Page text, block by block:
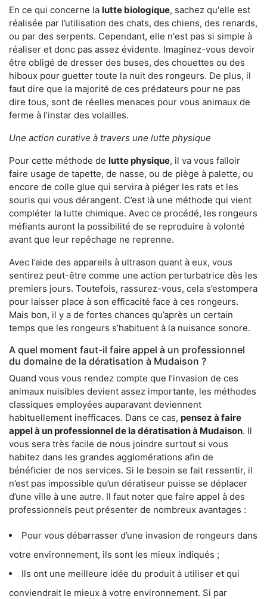
En ce qui concerne la lutte biologique, sachez qu'elle est
réalisée par l’utilisation des chats, des chiens, des renards,
ou par des serpents. Cependant, elle n'est pas si simple à
réaliser et donc pas assez évidente. Imaginez-vous devoir
être obligé de dresser des buses, des chouettes ou des
hiboux pour guetter toute la nuit des rongeurs. De plus, il
faut dire que la majorité de ces prédateurs pour ne pas
dire tous, sont de réelles menaces pour vous animaux de
ferme à l’instar des volailles.
Une action curative à travers une lutte physique
Pour cette méthode de lutte physique, il va vous falloir
faire usage de tapette, de nasse, ou de piège à palette, ou
encore de colle glue qui servira à piéger les rats et les
souris qui vous dérangent. C’est là une méthode qui vient
compléter la lutte chimique. Avec ce procédé, les rongeurs
méfiants auront la possibilité de se reproduire à volonté
avant que leur repêchage ne reprenne.
Avec l’aide des appareils à ultrason quant à eux, vous
sentirez peut-être comme une action perturbatrice dès les
premiers jours. Toutefois, rassurez-vous, cela s’estompera
pour laisser place à son efficacité face à ces rongeurs.
Mais bon, il y a de fortes chances qu’après un certain
temps que les rongeurs s’habituent à la nuisance sonore.
A quel moment faut-il faire appel à un professionnel
du domaine de la dératisation à Mudaison ?
Quand vous vous rendez compte que l’invasion de ces
animaux nuisibles devient assez importante, les méthodes
classiques employées auparavant deviennent
habituellement inefficaces. Dans ce cas, pensez à faire
appel à un professionnel de la dératisation à Mudaison. Il
vous sera très facile de nous joindre surtout si vous
habitez dans les grandes agglomérations afin de
bénéficier de nos services. Si le besoin se fait ressentir, il
n’est pas impossible qu’un dératiseur puisse se déplacer
d’une ville à une autre. Il faut noter que faire appel à des
professionnels peut présenter de nombreux avantages :
Pour vous débarrasser d’une invasion de rongeurs dans
votre environnement, ils sont les mieux indiqués ;
Ils ont une meilleure idée du produit à utiliser et qui
conviendrait le mieux à votre environnement. Si par